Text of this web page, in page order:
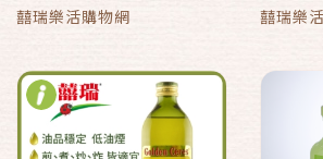
囍瑞樂活購物網 囍瑞樂